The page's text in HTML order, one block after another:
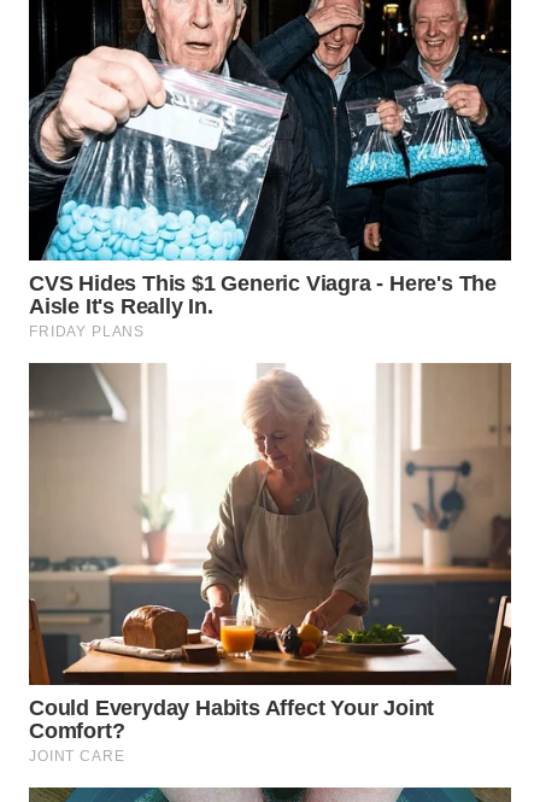
TEBING
TINGGI
WN
PAKPAK
WN
KARAWANG
WN
BEKASI
BOGOR
WN
TAPANULI
UTARA
WN
SAMOSIR
WN
PADANG